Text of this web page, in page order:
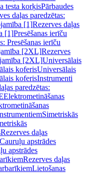
testa korķisPārbaudes
daļas paredzētas:
[1]Rezerves daļas
[1]Presēšanas ierīču
Presēšanas ierīču
[2XL]Rezerves
[2XL]Universālais
koferisUniversālais
koferisInstrumenti
paredzētas:
Elektrometināšanas
Simetriskās
Rezerves daļas
Cauruļu apstrādes
apstrādes
Rezerves daļas
Lietošanas